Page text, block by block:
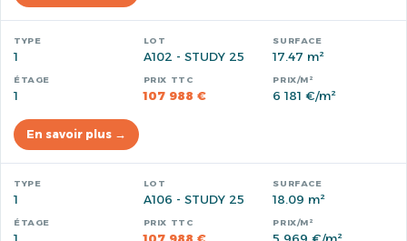
1 A102 - STUDY 25 17.47 m²
1 107 988 € 6 181 €/m²
En savoir plus →
1 A106 - STUDY 25 18.09 m²